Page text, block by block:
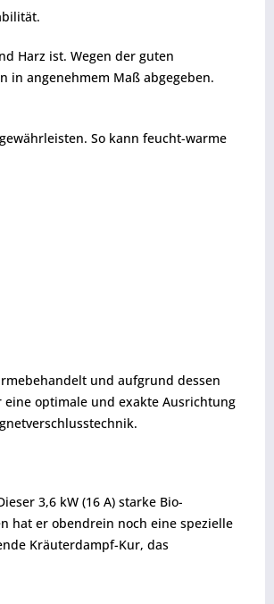
Harz ist. Wegen der guten
in angenehmem Maß abgegeben.
So kann feucht-warme
und aufgrund dessen
eine optimale und exakte Ausrichtung
3,6 kW (16 A) starke Bio-
hat er obendrein noch eine spezielle
Kräuterdampf-Kur, das